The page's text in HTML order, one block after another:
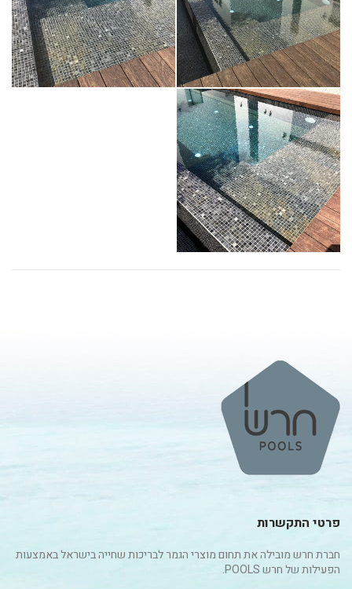
פרטי התקשרות
חברת חרש מובילה את תחום מוצרי הגמר לבריכות שחייה בישראל באמצעות
הפעילות של חרש POOLS.